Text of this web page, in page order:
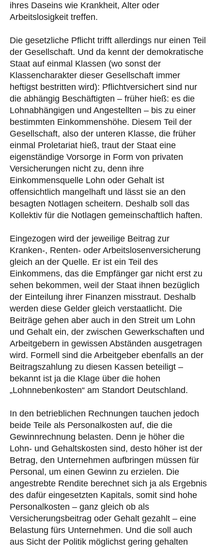
ihres Daseins wie Krankheit, Alter oder
Arbeitslosigkeit treffen.
Die gesetzliche Pflicht trifft allerdings nur einen Teil
der Gesellschaft. Und da kennt der demokratische
Staat auf einmal Klassen (wo sonst der
Klassencharakter dieser Gesellschaft immer
heftigst bestritten wird): Pflichtversichert sind nur
die abhängig Beschäftigten – früher hieß: es die
Lohnabhängigen und Angestellten – bis zu einer
bestimmten Einkommenshöhe. Diesem Teil der
Gesellschaft, also der unteren Klasse, die früher
einmal Proletariat hieß, traut der Staat eine
eigenständige Vorsorge in Form von privaten
Versicherungen nicht zu, denn ihre
Einkommensquelle Lohn oder Gehalt ist
offensichtlich mangelhaft und lässt sie an den
besagten Notlagen scheitern. Deshalb soll das
Kollektiv für die Notlagen gemeinschaftlich haften.
Eingezogen wird der jeweilige Beitrag zur
Kranken-, Renten- oder Arbeitslosenversicherung
gleich an der Quelle. Er ist ein Teil des
Einkommens, das die Empfänger gar nicht erst zu
sehen bekommen, weil der Staat ihnen bezüglich
der Einteilung ihrer Finanzen misstraut. Deshalb
werden diese Gelder gleich verstaatlicht. Die
Beiträge gehen aber auch in den Streit um Lohn
und Gehalt ein, der zwischen Gewerkschaften und
Arbeitgebern in gewissen Abständen ausgetragen
wird. Formell sind die Arbeitgeber ebenfalls an der
Beitragszahlung zu diesen Kassen beteiligt –
bekannt ist ja die Klage über die hohen
„Lohnnebenkosten“ am Standort Deutschland.
In den betrieblichen Rechnungen tauchen jedoch
beide Teile als Personalkosten auf, die die
Gewinnrechnung belasten. Denn je höher die
Lohn- und Gehaltskosten sind, desto höher ist der
Betrag, den Unternehmen aufbringen müssen für
Personal, um einen Gewinn zu erzielen. Die
angestrebte Rendite berechnet sich ja als Ergebnis
des dafür eingesetzten Kapitals, somit sind hohe
Personalkosten – ganz gleich ob als
Versicherungsbeitrag oder Gehalt gezahlt – eine
Belastung fürs Unternehmen. Und die soll auch
aus Sicht der Politik möglichst gering gehalten